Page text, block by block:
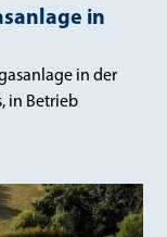
in
in der
in Betrieb